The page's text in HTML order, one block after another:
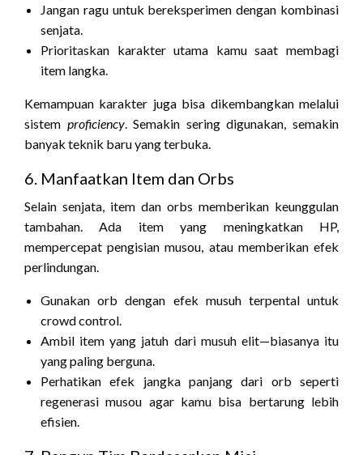
Jangan ragu untuk bereksperimen dengan kombinasi
senjata.
Prioritaskan karakter utama kamu saat membagi
item langka.
Kemampuan karakter juga bisa dikembangkan melalui
sistem proficiency. Semakin sering digunakan, semakin
banyak teknik baru yang terbuka.
6. Manfaatkan Item dan Orbs
Selain senjata, item dan orbs memberikan keunggulan
tambahan. Ada item yang meningkatkan HP,
mempercepat pengisian musou, atau memberikan efek
perlindungan.
Gunakan orb dengan efek musuh terpental untuk
crowd control.
Ambil item yang jatuh dari musuh elit—biasanya itu
yang paling berguna.
Perhatikan efek jangka panjang dari orb seperti
regenerasi musou agar kamu bisa bertarung lebih
efisien.